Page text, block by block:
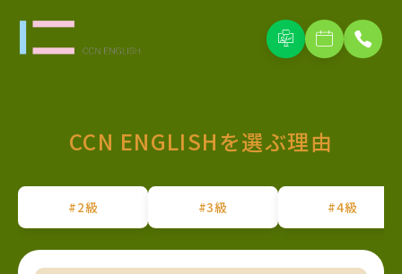
CCN ENGLISHを選ぶ理由
#2級 #3級 #4級